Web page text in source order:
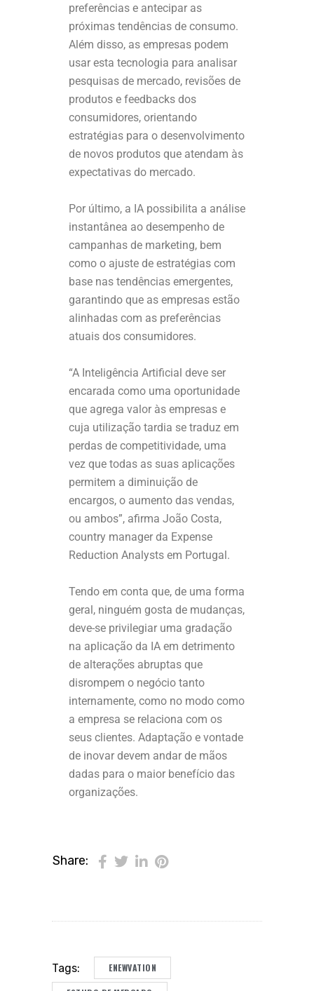
preferências e antecipar as
próximas tendências de consumo.
Além disso, as empresas podem
usar esta tecnologia para analisar
pesquisas de mercado, revisões de
produtos e feedbacks dos
consumidores, orientando
estratégias para o desenvolvimento
de novos produtos que atendam às
expectativas do mercado.
Por último, a IA possibilita a análise
instantânea ao desempenho de
campanhas de marketing, bem
como o ajuste de estratégias com
base nas tendências emergentes,
garantindo que as empresas estão
alinhadas com as preferências
atuais dos consumidores.
“A Inteligência Artificial deve ser
encarada como uma oportunidade
que agrega valor às empresas e
cuja utilização tardia se traduz em
perdas de competitividade, uma
vez que todas as suas aplicações
permitem a diminuição de
encargos, o aumento das vendas,
ou ambos”, afirma João Costa,
country manager da Expense
Reduction Analysts em Portugal.
Tendo em conta que, de uma forma
geral, ninguém gosta de mudanças,
deve-se privilegiar uma gradação
na aplicação da IA em detrimento
de alterações abruptas que
disrompem o negócio tanto
internamente, como no modo como
a empresa se relaciona com os
seus clientes. Adaptação e vontade
de inovar devem andar de mãos
dadas para o maior benefício das
organizações.
Share:
Tags: ENEWVATION